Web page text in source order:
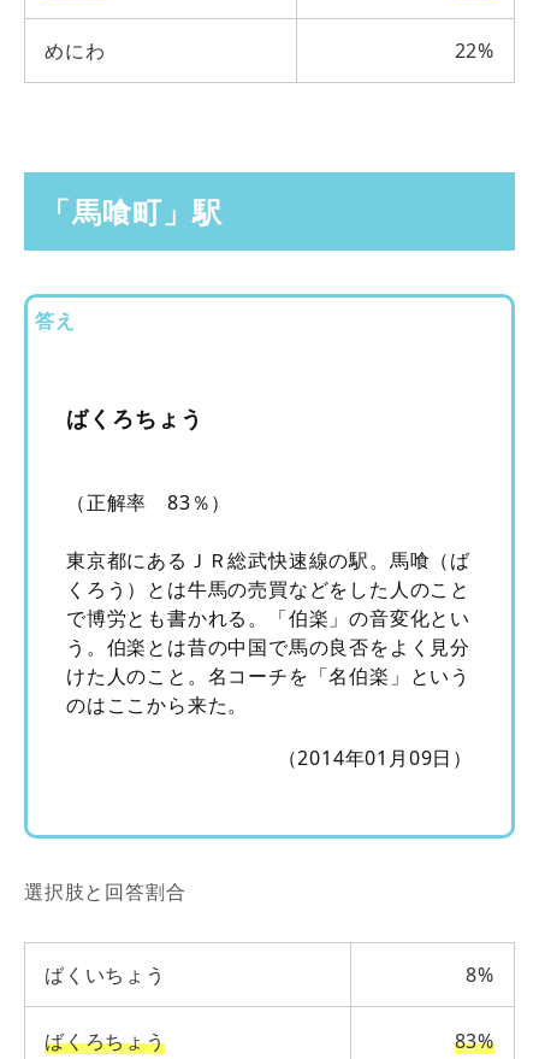
めにわ 22%
「馬喰町」駅
答え
ばくろちょう
（正解率 83％）
東京都にあるＪＲ総武快速線の駅。馬喰（ば
くろう）とは牛馬の売買などをした人のこと
で博労とも書かれる。「伯楽」の音変化とい
う。伯楽とは昔の中国で馬の良否をよく見分
けた人のこと。名コーチを「名伯楽」という
のはここから来た。
（2014年01月09日）
選択肢と回答割合
ばくいちょう 8%
ばくろちょう 83%